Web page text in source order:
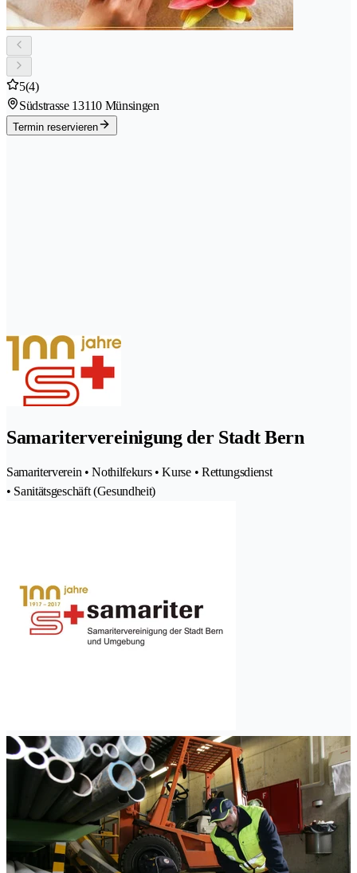
5(4)
Südstrasse 13110 Münsingen
Termin reservieren
Samaritervereinigung der Stadt Bern
Samariterverein • Nothilfekurs • Kurse • Rettungsdienst
• Sanitätsgeschäft (Gesundheit)